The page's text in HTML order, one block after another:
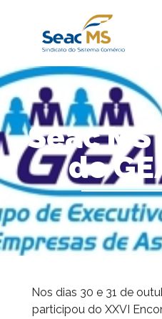
Seac
do
Nos dias 30 e 31 de
participou do XXVI